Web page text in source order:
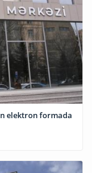
elektron formada